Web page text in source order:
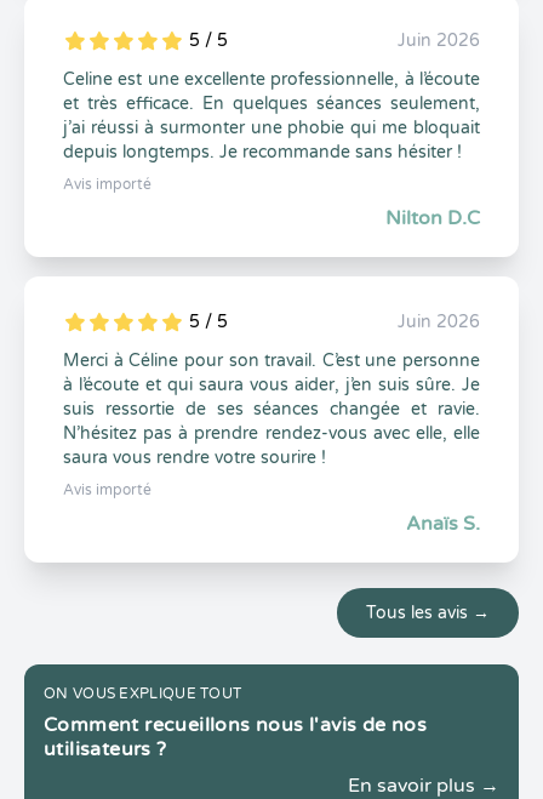
5
1
5
0 5 / 5
Juin 2026
Celine est une excellente professionnelle, à l’écoute
et très efficace. En quelques séances seulement,
j’ai réussi à surmonter une phobie qui me bloquait
depuis longtemps. Je recommande sans hésiter !
Avis importé
Nilton D.C
5
1
5
0 5 / 5
Juin 2026
Merci à Céline pour son travail. C’est une personne
à l’écoute et qui saura vous aider, j’en suis sûre. Je
suis ressortie de ses séances changée et ravie.
N’hésitez pas à prendre rendez-vous avec elle, elle
saura vous rendre votre sourire !
Avis importé
Anaïs S.
Tous les avis →
ON VOUS EXPLIQUE TOUT
Comment recueillons nous l'avis de nos
utilisateurs ?
En savoir plus →